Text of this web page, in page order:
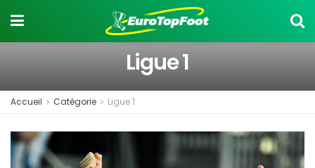
Ligue 1
Accueil Catégorie Ligue 1